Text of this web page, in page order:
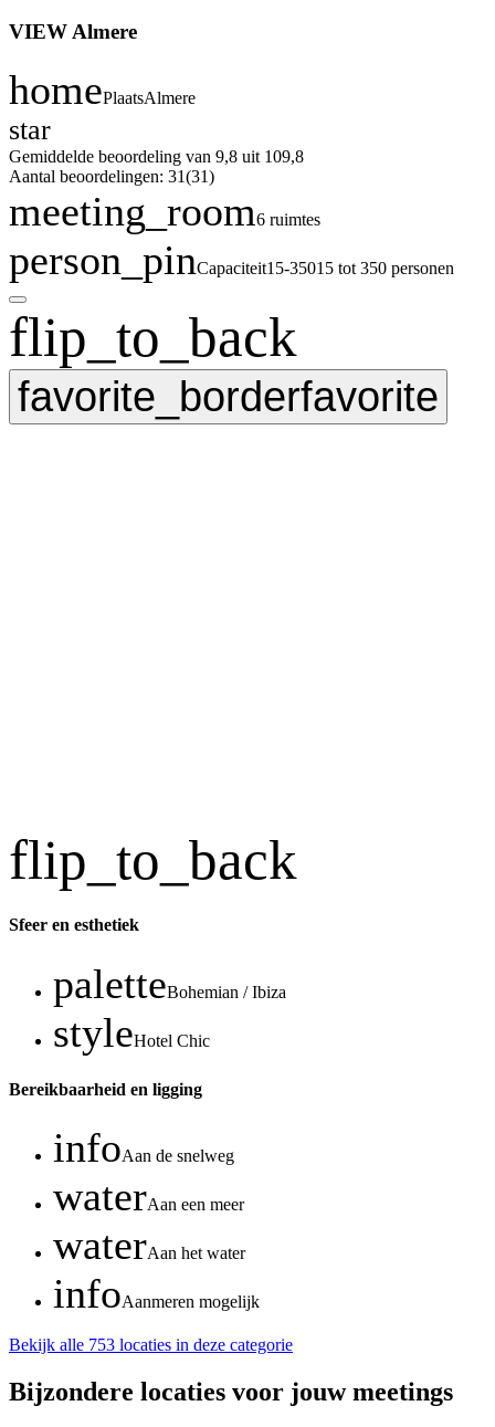
VIEW Almere
homePlaatsAlmere
star
Gemiddelde beoordeling van 9,8 uit 109,8
Aantal beoordelingen: 31(31)
meeting_room6 ruimtes
person_pinCapaciteit15-35015 tot 350 personen
flip_to_back
favorite_borderfavorite
flip_to_back
Sfeer en esthetiek
paletteBohemian / Ibiza
styleHotel Chic
Bereikbaarheid en ligging
infoAan de snelweg
waterAan een meer
waterAan het water
infoAanmeren mogelijk
Bekijk alle 753 locaties in deze categorie
Bijzondere locaties voor jouw meetings